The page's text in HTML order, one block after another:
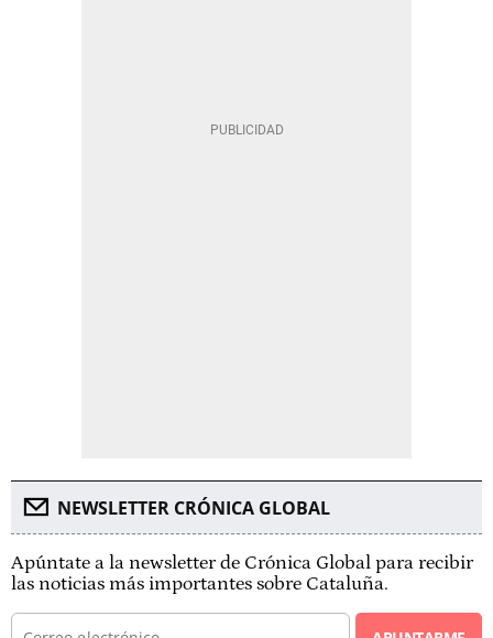
NEWSLETTER CRÓNICA GLOBAL
Apúntate a la newsletter de Crónica Global para recibir
las noticias más importantes sobre Cataluña.